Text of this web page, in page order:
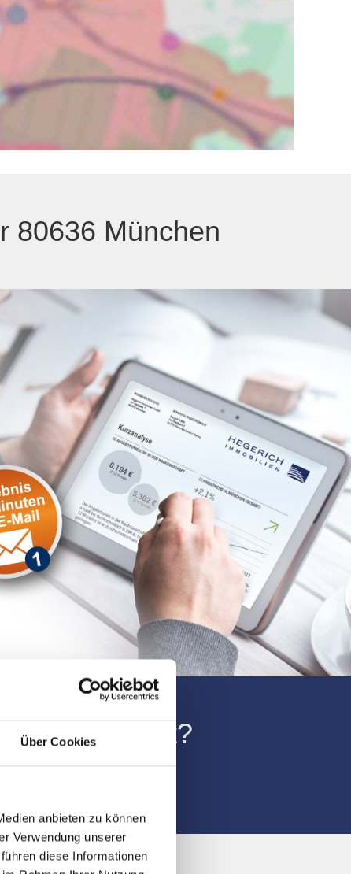
Über Cookies
anbieten zu können
Verwendung unserer
diese Informationen
80636 München
gesucht?